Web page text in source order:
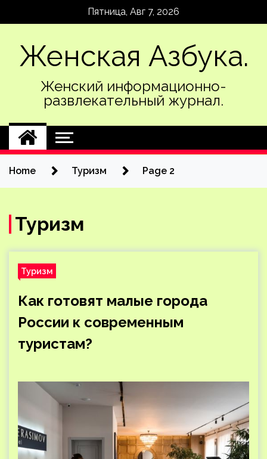
Пятница, Авг 7, 2026
Женская Азбука.
Женский информационно-
развлекательный журнал.
Home Туризм Page 2
Туризм
Туризм
Как готовят малые города
России к современным
туристам?